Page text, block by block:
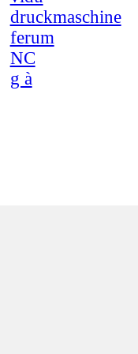
druckmaschine
ferum
NC
g à